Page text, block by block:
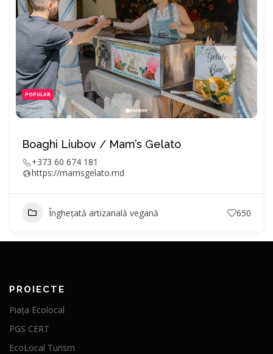
POPULAR
Boaghi Liubov / Mam’s Gelato
+373 60 674 181
https://mamsgelato.md
Înghețată artizanală vegană 650
PROIECTE
Piața Ecolocal
PGS CERT
EcoLocal Turism